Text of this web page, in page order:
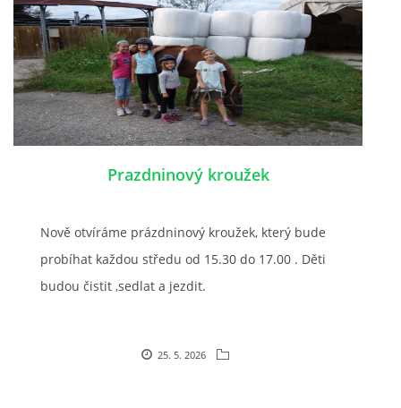
KONTAKT
SLUŽBY
JEŽDĚNÍ PRO VEŘEJNOST
VIDEA
NOVÝ PŘEKÁŽKOVÝ MATERIÁL
Prazdninový kroužek
Nově otvíráme prázdninový kroužek, který bude
probíhat každou středu od 15.30 do 17.00 . Děti
budou čistit ,sedlat a jezdit.
25. 5. 2026